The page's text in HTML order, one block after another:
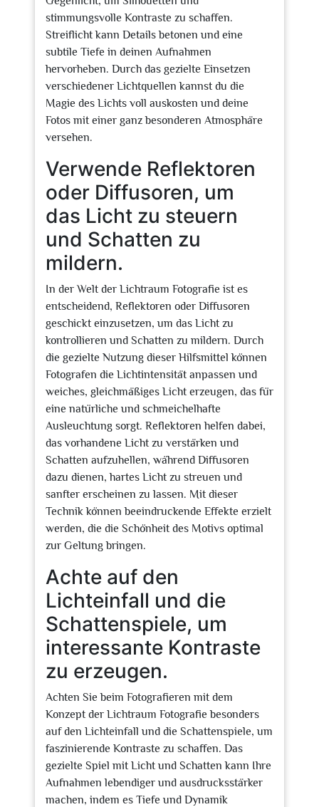
stimmungsvolle Kontraste zu schaffen.
Streiflicht kann Details betonen und eine
subtile Tiefe in deinen Aufnahmen
hervorheben. Durch das gezielte Einsetzen
verschiedener Lichtquellen kannst du die
Magie des Lichts voll auskosten und deine
Fotos mit einer ganz besonderen Atmosphäre
versehen.
Verwende Reflektoren
oder Diffusoren, um
das Licht zu steuern
und Schatten zu
mildern.
In der Welt der Lichtraum Fotografie ist es
entscheidend, Reflektoren oder Diffusoren
geschickt einzusetzen, um das Licht zu
kontrollieren und Schatten zu mildern. Durch
die gezielte Nutzung dieser Hilfsmittel können
Fotografen die Lichtintensität anpassen und
weiches, gleichmäßiges Licht erzeugen, das für
eine natürliche und schmeichelhafte
Ausleuchtung sorgt. Reflektoren helfen dabei,
das vorhandene Licht zu verstärken und
Schatten aufzuhellen, während Diffusoren
dazu dienen, hartes Licht zu streuen und
sanfter erscheinen zu lassen. Mit dieser
Technik können beeindruckende Effekte erzielt
werden, die die Schönheit des Motivs optimal
zur Geltung bringen.
Achte auf den
Lichteinfall und die
Schattenspiele, um
interessante Kontraste
zu erzeugen.
Achten Sie beim Fotografieren mit dem
Konzept der Lichtraum Fotografie besonders
auf den Lichteinfall und die Schattenspiele, um
faszinierende Kontraste zu schaffen. Das
gezielte Spiel mit Licht und Schatten kann Ihre
Aufnahmen lebendiger und ausdrucksstärker
machen, indem es Tiefe und Dynamik